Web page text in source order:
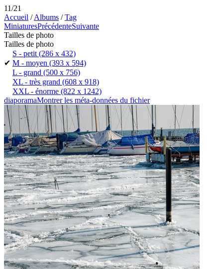
11/21
Accueil /Albums /Tag
MiniaturesPrécédenteSuivante
Tailles de photo
Tailles de photo
S - petit (286 x 432)
✔ M - moyen (393 x 594)
L - grand (500 x 756)
XL - très grand (608 x 918)
XXL - énorme (822 x 1242)
diaporamaMontrer les méta-données du fichier